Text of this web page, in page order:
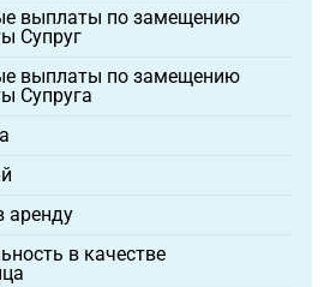
выплаты по замещению
Супруг
выплаты по замещению
Супруга
аренду
в качестве